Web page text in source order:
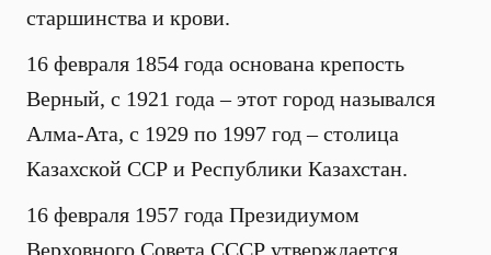
старшинства и крови.
16 февраля 1854 года основана крепость
Верный, с 1921 года – этот город назывался
Алма-Ата, с 1929 по 1997 год – столица
Казахской ССР и Республики Казахстан.
16 февраля 1957 года Президиумом
Верховного Совета СССР утверждается